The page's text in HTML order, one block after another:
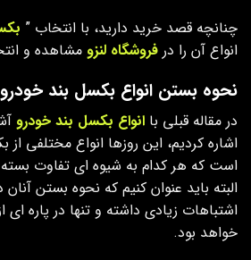
چنانچه قصد خرید دارید، با انتخاب ”
انواع آن را در فروشگاه لنزو مشاهده و
نحوه بستن انواع بکسل بند خودرو
در مقاله قبلی با انواع بکسل بند خودرو
اشاره کردیم، این روزها انواع مختلفی
است که هر کدام به شیوه ای تفاوت
البته باید عنوان کنیم که نحوه بستن آنان
اشتباهات زیادی داشته و تنها در پاره
خواهد بود.